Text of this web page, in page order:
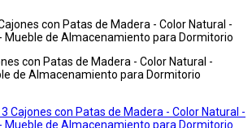
con Patas de Madera - Color Natural -
Mueble de Almacenamiento para Dormitorio